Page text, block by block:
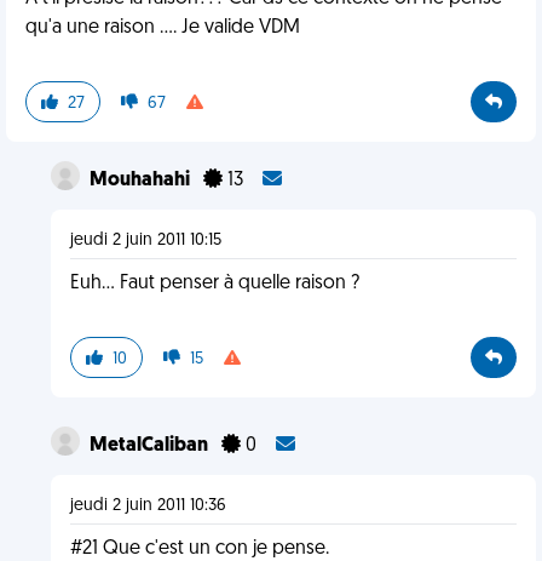
qu'a une raison .... Je valide VDM
27 67
Mouhahahi 13
jeudi 2 juin 2011 10:15
Euh... Faut penser à quelle raison ?
10 15
MetalCaliban 0
jeudi 2 juin 2011 10:36
#21 Que c'est un con je pense.